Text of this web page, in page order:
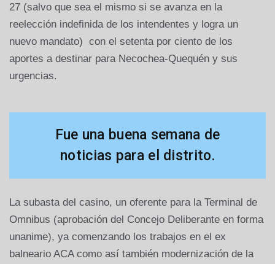
27 (salvo que sea el mismo si se avanza en la
reelección indefinida de los intendentes y logra un
nuevo mandato) con el setenta por ciento de los
aportes a destinar para Necochea-Quequén y sus
urgencias.
Fue una buena semana de
noticias para el distrito.
La subasta del casino, un oferente para la Terminal de
Omnibus (aprobación del Concejo Deliberante en forma
unanime), ya comenzando los trabajos en el ex
balneario ACA como así también modernización de la